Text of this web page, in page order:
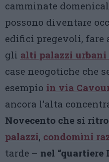
camminate
possono diventare
edifici pregevoli, fare
gli alti palazzi
case neogotiche che
esempio in via
ancora l’alta
Novecento che si
palazzi, condomìni
tarde – nel “quartiere